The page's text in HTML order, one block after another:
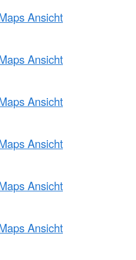
Ansicht
Ansicht
Ansicht
Ansicht
Ansicht
Ansicht